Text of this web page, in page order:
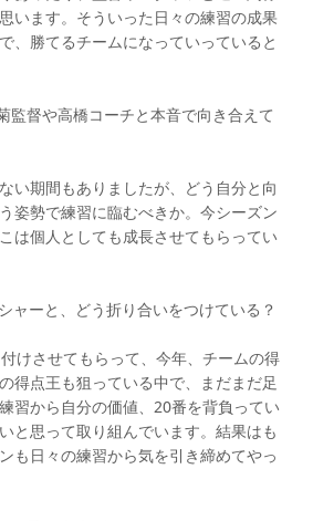
います。そういった日々の練習の成果
、勝てるチームになっていっていると
監督や高橋コーチと本音で向き合えて
い期間もありましたが、どう自分と向
姿勢で練習に臨むべきか。今シーズン
は個人としても成長させてもらってい
ャーと、どう折り合いをつけている？
けさせてもらって、今年、チームの得
得点王も狙っている中で、まだまだ足
習から自分の価値、20番を背負ってい
と思って取り組んでいます。結果はも
も日々の練習から気を引き締めてやっ